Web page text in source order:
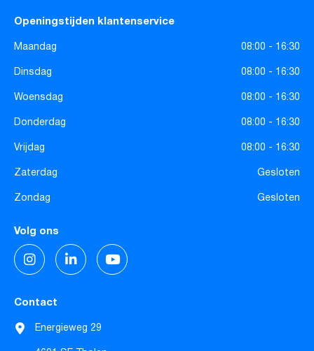
Openingstijden klantenservice
Maandag
08:00 - 16:30
Dinsdag
08:00 - 16:30
Woensdag
08:00 - 16:30
Donderdag
08:00 - 16:30
Vrijdag
08:00 - 16:30
Zaterdag
Gesloten
Zondag
Gesloten
Volg ons
Contact
Energieweg 29